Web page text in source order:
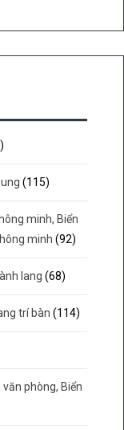
(115)
minh, Biển
minh (92)
lang (68)
trí bàn (114)
văn phòng, Biển